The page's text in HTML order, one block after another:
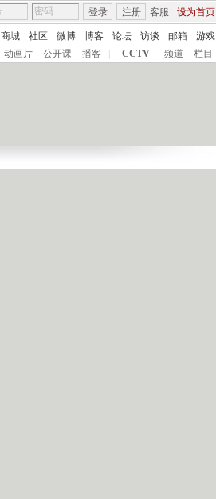
客服 设为首页
登录 注册
商城 社区 微博 博客 论坛 访谈 邮箱
游戏
动画片 公开课 播客 CCTV 频道 栏目